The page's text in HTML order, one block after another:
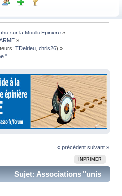
sur la Moelle Epiniere »
»
TDelrieu ,chris26) »
"
« précédent suivant »
IMPRIMER
Sujet: Associations "unis
fois)